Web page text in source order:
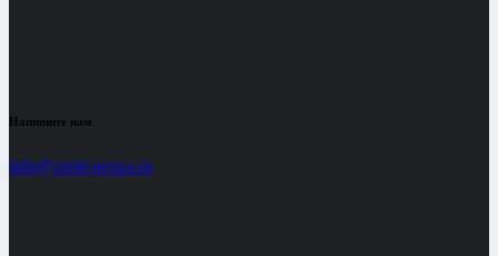
Напишите нам
info@zenit-penza.ru